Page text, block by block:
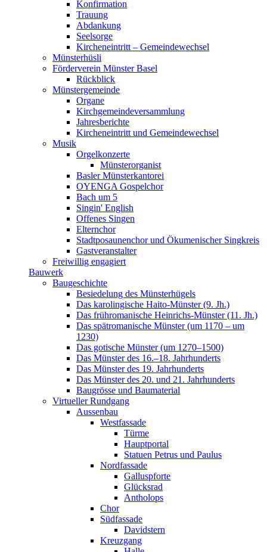
Konfirmation
Trauung
Abdankung
Seelsorge
Kircheneintritt – Gemeindewechsel
Münsterhüsli
Förderverein Münster Basel
Rückblick
Münstergemeinde
Organe
Kirchgemeindeversammlung
Jahresberichte
Kircheneintritt und Gemeindewechsel
Musik
Orgelkonzerte
Münsterorganist
Basler Münsterkantorei
OYENGA Gospelchor
Bach um 5
Singin' English
Offenes Singen
Elternchor
Stadtposaunenchor und Ökumenischer Singkreis
Gastveranstalter
Freiwillig engagiert
Bauwerk
Baugeschichte
Besiedelung des Münsterhügels
Das karolingische Haito-Münster (9. Jh.)
Das frühromanische Heinrichs-Münster (11. Jh.)
Das spätromanische Münster (um 1170 – um
1230)
Das gotische Münster (um 1270–1500)
Das Münster des 16.–18. Jahrhunderts
Das Münster des 19. Jahrhunderts
Das Münster des 20. und 21. Jahrhunderts
Baugrösse und Baumaterial
Virtueller Rundgang
Aussenbau
Westfassade
Türme
Hauptportal
Statuen Petrus und Paulus
Nordfassade
Galluspforte
Glücksrad
Antholops
Chor
Südfassade
Davidstern
Kreuzgang